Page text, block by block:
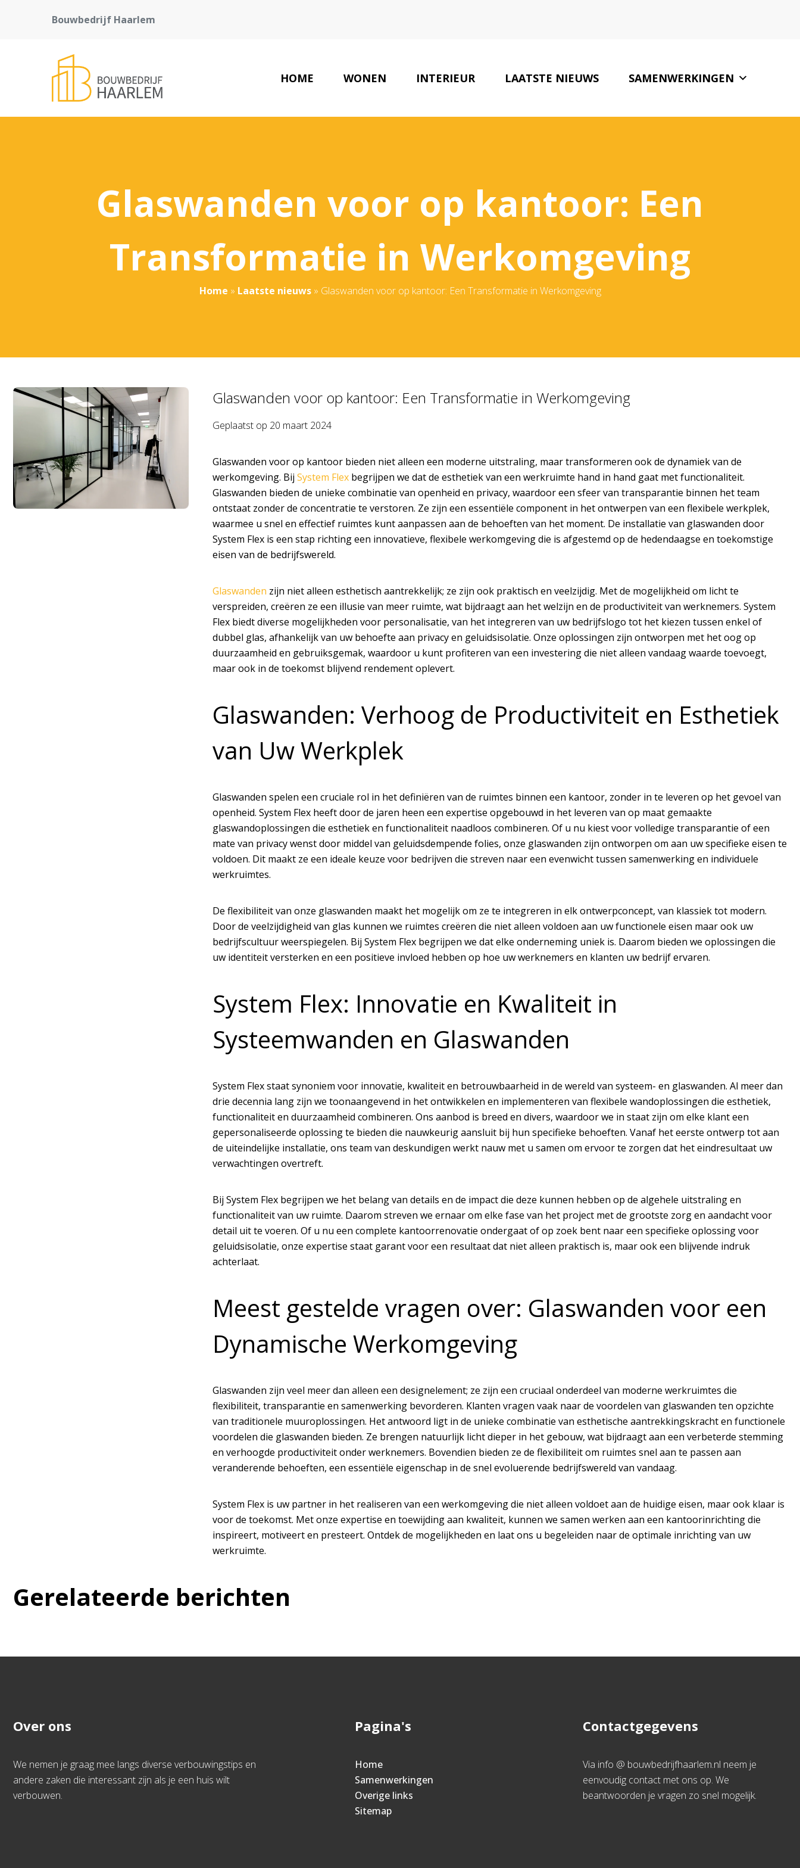
Bouwbedrijf Haarlem
HOME WONEN INTERIEUR LAATSTE NIEUWS SAMENWERKINGEN
Glaswanden voor op kantoor: Een
Transformatie in Werkomgeving
Home » Laatste nieuws» Glaswanden voor op kantoor: Een Transformatie in Werkomgeving
Glaswanden voor op kantoor: Een Transformatie in Werkomgeving
Geplaatst op 20 maart 2024
Glaswanden voor op kantoor bieden niet alleen een moderne uitstraling, maar transformeren ook de dynamiek van de
werkomgeving. Bij System Flex begrijpen we dat de esthetiek van een werkruimte hand in hand gaat met functionaliteit.
Glaswanden bieden de unieke combinatie van openheid en privacy, waardoor een sfeer van transparantie binnen het team
ontstaat zonder de concentratie te verstoren. Ze zijn een essentiële component in het ontwerpen van een flexibele werkplek,
waarmee u snel en effectief ruimtes kunt aanpassen aan de behoeften van het moment. De installatie van glaswanden door
System Flex is een stap richting een innovatieve, flexibele werkomgeving die is afgestemd op de hedendaagse en toekomstige
eisen van de bedrijfswereld.
Glaswanden zijn niet alleen esthetisch aantrekkelijk; ze zijn ook praktisch en veelzijdig. Met de mogelijkheid om licht te
verspreiden, creëren ze een illusie van meer ruimte, wat bijdraagt aan het welzijn en de productiviteit van werknemers. System
Flex biedt diverse mogelijkheden voor personalisatie, van het integreren van uw bedrijfslogo tot het kiezen tussen enkel of
dubbel glas, afhankelijk van uw behoefte aan privacy en geluidsisolatie. Onze oplossingen zijn ontworpen met het oog op
duurzaamheid en gebruiksgemak, waardoor u kunt profiteren van een investering die niet alleen vandaag waarde toevoegt,
maar ook in de toekomst blijvend rendement oplevert.
Glaswanden: Verhoog de Productiviteit en Esthetiek
van Uw Werkplek
Glaswanden spelen een cruciale rol in het definiëren van de ruimtes binnen een kantoor, zonder in te leveren op het gevoel van
openheid. System Flex heeft door de jaren heen een expertise opgebouwd in het leveren van op maat gemaakte
glaswandoplossingen die esthetiek en functionaliteit naadloos combineren. Of u nu kiest voor volledige transparantie of een
mate van privacy wenst door middel van geluidsdempende folies, onze glaswanden zijn ontworpen om aan uw specifieke eisen te
voldoen. Dit maakt ze een ideale keuze voor bedrijven die streven naar een evenwicht tussen samenwerking en individuele
werkruimtes.
De flexibiliteit van onze glaswanden maakt het mogelijk om ze te integreren in elk ontwerpconcept, van klassiek tot modern.
Door de veelzijdigheid van glas kunnen we ruimtes creëren die niet alleen voldoen aan uw functionele eisen maar ook uw
bedrijfscultuur weerspiegelen. Bij System Flex begrijpen we dat elke onderneming uniek is. Daarom bieden we oplossingen die
uw identiteit versterken en een positieve invloed hebben op hoe uw werknemers en klanten uw bedrijf ervaren.
System Flex: Innovatie en Kwaliteit in
Systeemwanden en Glaswanden
System Flex staat synoniem voor innovatie, kwaliteit en betrouwbaarheid in de wereld van systeem- en glaswanden. Al meer dan
drie decennia lang zijn we toonaangevend in het ontwikkelen en implementeren van flexibele wandoplossingen die esthetiek,
functionaliteit en duurzaamheid combineren. Ons aanbod is breed en divers, waardoor we in staat zijn om elke klant een
gepersonaliseerde oplossing te bieden die nauwkeurig aansluit bij hun specifieke behoeften. Vanaf het eerste ontwerp tot aan
de uiteindelijke installatie, ons team van deskundigen werkt nauw met u samen om ervoor te zorgen dat het eindresultaat uw
verwachtingen overtreft.
Bij System Flex begrijpen we het belang van details en de impact die deze kunnen hebben op de algehele uitstraling en
functionaliteit van uw ruimte. Daarom streven we ernaar om elke fase van het project met de grootste zorg en aandacht voor
detail uit te voeren. Of u nu een complete kantoorrenovatie ondergaat of op zoek bent naar een specifieke oplossing voor
geluidsisolatie, onze expertise staat garant voor een resultaat dat niet alleen praktisch is, maar ook een blijvende indruk
achterlaat.
Meest gestelde vragen over: Glaswanden voor een
Dynamische Werkomgeving
Glaswanden zijn veel meer dan alleen een designelement; ze zijn een cruciaal onderdeel van moderne werkruimtes die
flexibiliteit, transparantie en samenwerking bevorderen. Klanten vragen vaak naar de voordelen van glaswanden ten opzichte
van traditionele muuroplossingen. Het antwoord ligt in de unieke combinatie van esthetische aantrekkingskracht en functionele
voordelen die glaswanden bieden. Ze brengen natuurlijk licht dieper in het gebouw, wat bijdraagt aan een verbeterde stemming
en verhoogde productiviteit onder werknemers. Bovendien bieden ze de flexibiliteit om ruimtes snel aan te passen aan
veranderende behoeften, een essentiële eigenschap in de snel evoluerende bedrijfswereld van vandaag.
System Flex is uw partner in het realiseren van een werkomgeving die niet alleen voldoet aan de huidige eisen, maar ook klaar is
voor de toekomst. Met onze expertise en toewijding aan kwaliteit, kunnen we samen werken aan een kantoorinrichting die
inspireert, motiveert en presteert. Ontdek de mogelijkheden en laat ons u begeleiden naar de optimale inrichting van uw
werkruimte.
Gerelateerde berichten
Over ons
We nemen je graag mee langs diverse verbouwingstips en
andere zaken die interessant zijn als je een huis wilt
verbouwen.
Pagina's
Home
Samenwerkingen
Overige links
Sitemap
Contactgegevens
Via info @ bouwbedrijfhaarlem.nl neem je
eenvoudig contact met ons op. We
beantwoorden je vragen zo snel mogelijk.